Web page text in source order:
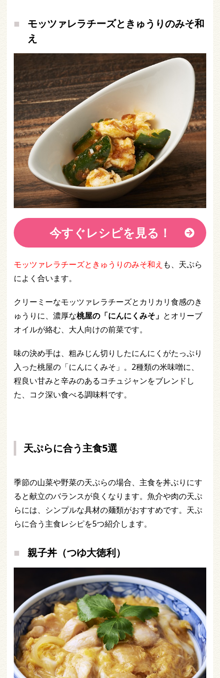
モッツァレラチーズときゅうりのみそ和
え
今すぐレシピを見る！
モッツァレラチーズときゅうりのみそ和え も、天ぷら
によく合います。
クリーミーなモッツァレラチーズとカリカリ食感のき
ゅうりに、濃厚な桃屋の「にんにくみそ」 とオリーブ
オイルが絡む、大人向けの前菜です。
味の決め手は、粗みじん切りしたにんにくがたっぷり
入った桃屋の「にんにくみそ」。2種類の米味噌に、
程良い甘みと辛みのあるコチュジャンをブレンドし
た、コク深い食べる調味料です。
天ぷらに合う主食5選
季節の山菜や野菜の天ぷらの場合、主食を丼ぶりにす
ると献立のバランスが良くなります。魚介や肉の天ぷ
らには、シンプルな具材の麺類がおすすめです。天ぷ
らに合う主食レシピを5つ紹介します。
親子丼（つゆ大徳利）